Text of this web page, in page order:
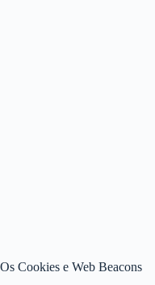
Os Cookies e Web Beacons